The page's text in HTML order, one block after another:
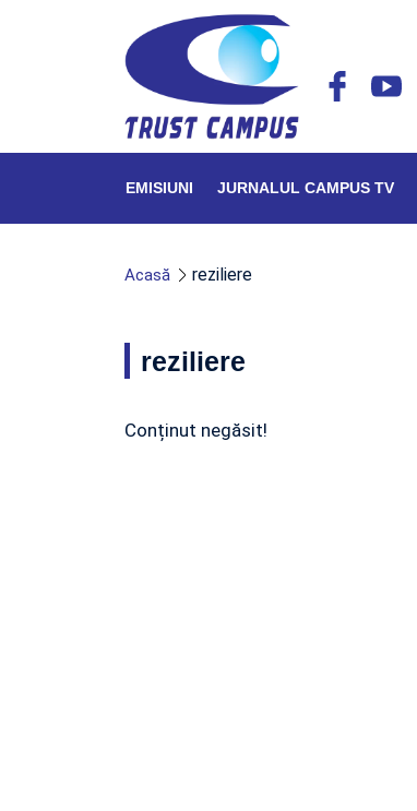
EMISIUNI JURNALUL CAMPUS TV
Acasă reziliere
reziliere
Conținut negăsit!